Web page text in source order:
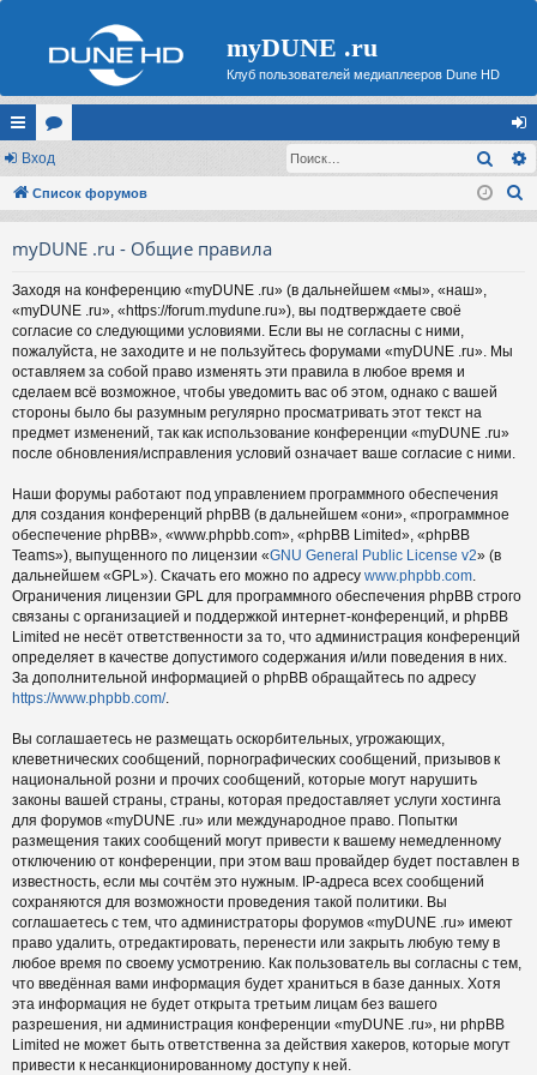
myDUNE .ru
Клуб пользователей медиаплееров Dune HD
с
ы
ор
ум
хо
д
Вход
Список форумов
myDUNE .ru - Общие правила
Заходя на конференцию «myDUNE .ru» (в дальнейшем «мы», «наш»,
«myDUNE .ru», «https://forum.mydune.ru»), вы подтверждаете своё
согласие со следующими условиями. Если вы не согласны с ними,
пожалуйста, не заходите и не пользуйтесь форумами «myDUNE .ru». Мы
оставляем за собой право изменять эти правила в любое время и
сделаем всё возможное, чтобы уведомить вас об этом, однако с вашей
стороны было бы разумным регулярно просматривать этот текст на
предмет изменений, так как использование конференции «myDUNE .ru»
после обновления/исправления условий означает ваше согласие с ними.
Наши форумы работают под управлением программного обеспечения
для создания конференций phpBB (в дальнейшем «они», «программное
обеспечение phpBB», «www.phpbb.com», «phpBB Limited», «phpBB
Teams»), выпущенного по лицензии «GNU General Public License v2» (в
дальнейшем «GPL»). Скачать его можно по адресу www.phpbb.com.
Ограничения лицензии GPL для программного обеспечения phpBB строго
связаны с организацией и поддержкой интернет-конференций, и phpBB
Limited не несёт ответственности за то, что администрация конференций
определяет в качестве допустимого содержания и/или поведения в них.
За дополнительной информацией о phpBB обращайтесь по адресу
https://www.phpbb.com/.
Вы соглашаетесь не размещать оскорбительных, угрожающих,
клеветнических сообщений, порнографических сообщений, призывов к
национальной розни и прочих сообщений, которые могут нарушить
законы вашей страны, страны, которая предоставляет услуги хостинга
для форумов «myDUNE .ru» или международное право. Попытки
размещения таких сообщений могут привести к вашему немедленному
отключению от конференции, при этом ваш провайдер будет поставлен в
известность, если мы сочтём это нужным. IP-адреса всех сообщений
сохраняются для возможности проведения такой политики. Вы
соглашаетесь с тем, что администраторы форумов «myDUNE .ru» имеют
право удалить, отредактировать, перенести или закрыть любую тему в
любое время по своему усмотрению. Как пользователь вы согласны с тем,
что введённая вами информация будет храниться в базе данных. Хотя
эта информация не будет открыта третьим лицам без вашего
разрешения, ни администрация конференции «myDUNE .ru», ни phpBB
Limited не может быть ответственна за действия хакеров, которые могут
привести к несанкционированному доступу к ней.